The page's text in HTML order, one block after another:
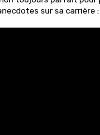
sur sa carrière :